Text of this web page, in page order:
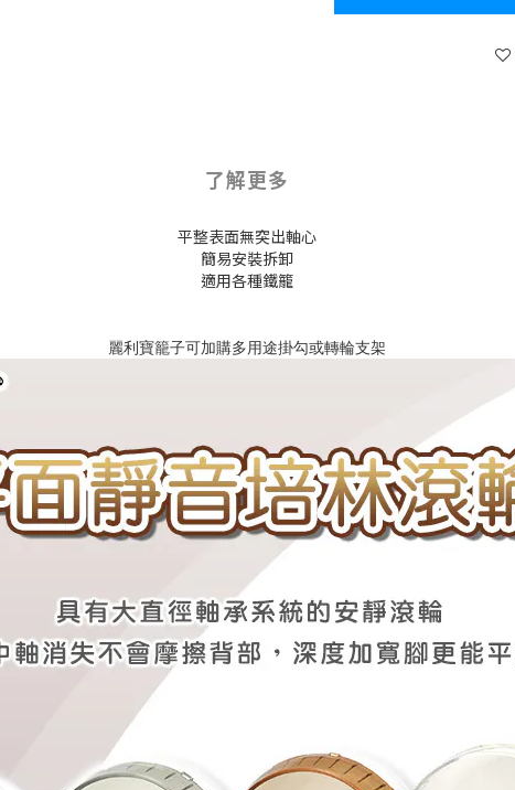
了解更多
平整表面無突出軸心
簡易安裝拆卸
適用各種鐵籠
麗利寶籠子可加購多用途掛勾或轉輪支架